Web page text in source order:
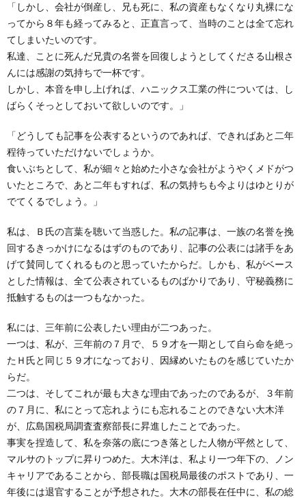
「しかし、会社が倒産し、兄も死に、私の資産もなくなり丸裸にな
ってから８年も経ってみると、正直言って、当時のことは全て忘れ
てしまいたいのです。
私達、ことに死んだ兄貴の名誉を回復しようとしてくださる山根さ
んには感謝の気持ちで一杯です。
しかし、本音を申し上げれば、ハニックス工業の件については、し
ばらくそっとしておいて欲しいのです。」
「どうしても記事を公表するというのであれば、できればあと二年
程待っていただけないでしょうか。
食いぶちとして、私が細々と始めた小さな会社がようやくメドがつ
いたところで、あと二年もすれば、私の気持ちも今よりはゆとりが
でてくるでしょう。」
私は、Ｂ氏の言葉を聴いて当惑した。私の記事は、一族の名誉を挽
回するきっかけになるはずのものであり、記事の公表には諸手をあ
げて賛同してくれるものと思っていたからだ。しかも、私がベース
とした情報は、全て公表されているものばかりであり、守秘義務に
抵触するものは一つもなかった。
私には、三年前に公表したい理由が二つあった。
一つは、私が、三年前の７月で、５９才を一期として自ら命を絶っ
たＨ氏と同じ５９才になっており、因縁めいたものを感じていたか
らだ。
二つは、そしてこれが最も大きな理由であったのであるが、３年前
の７月に、私にとって忘れようにも忘れることのできない大木洋
が、広島国税局調査査察部長に昇進したことであった。
事実を捏造して、私を奈落の底につき落とした人物が平然として、
マルサのトップに昇りつめた。大木洋は、私より一つ年下の、ノン
キャリアであることから、部長職は国税局最後のポストであり、一
年後には退官することが予想された。大木の部長在任中に、私の総